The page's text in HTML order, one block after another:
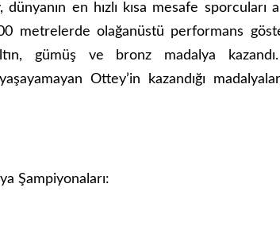
en hızlı kısa mesafe sporcuları
metrelerde olağanüstü performans
gümüş ve bronz madalya
Ottey’in kazandığı
Şampiyonaları: